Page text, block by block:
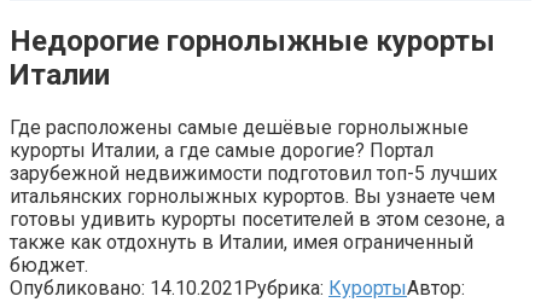
Недорогие горнолыжные курорты
Италии
Где расположены самые дешёвые горнолыжные
курорты Италии, а где самые дорогие? Портал
зарубежной недвижимости подготовил топ-5 лучших
итальянских горнолыжных курортов. Вы узнаете чем
готовы удивить курорты посетителей в этом сезоне, а
также как отдохнуть в Италии, имея ограниченный
бюджет.
Опубликовано: 14.10.2021Рубрика: КурортыАвтор: